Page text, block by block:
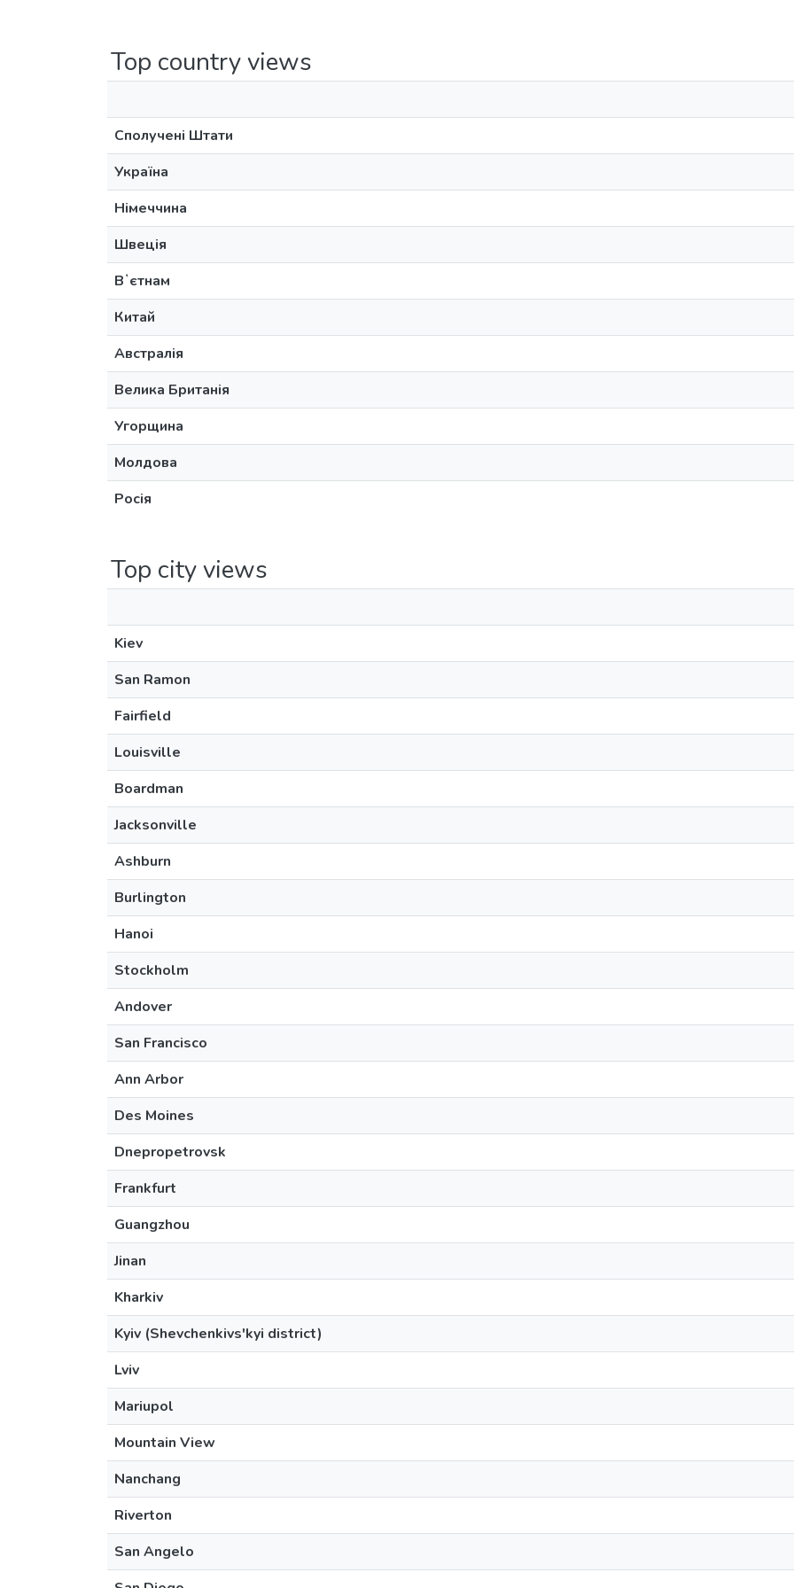
Top country views
Сполучені Штати
Україна
Німеччина
Швеція
Вʼєтнам
Китай
Австралія
Велика Британія
Угорщина
Молдова
Росія
Top city views
Kiev
San Ramon
Fairfield
Louisville
Boardman
Jacksonville
Ashburn
Burlington
Hanoi
Stockholm
Andover
San Francisco
Ann Arbor
Des Moines
Dnepropetrovsk
Frankfurt
Guangzhou
Jinan
Kharkiv
Kyiv (Shevchenkivs'kyi district)
Lviv
Mariupol
Mountain View
Nanchang
Riverton
San Angelo